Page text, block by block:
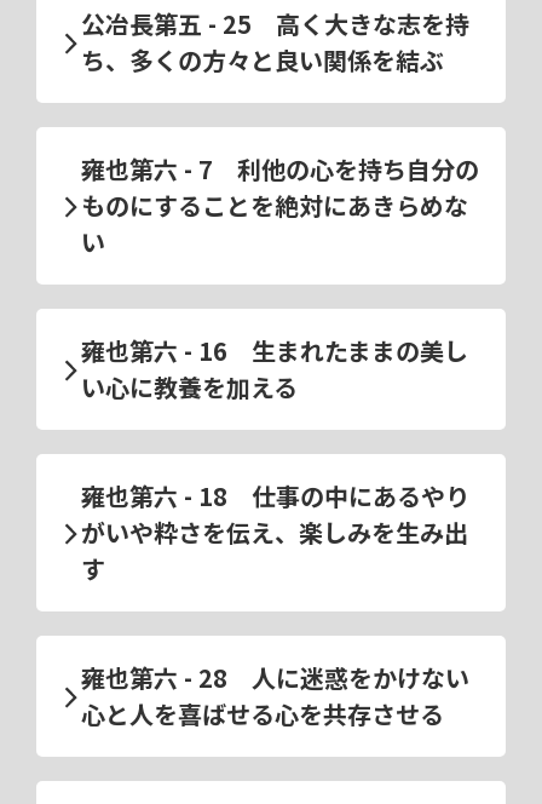
公冶長第五 - 25 高く大きな志を持
ち、多くの方々と良い関係を結ぶ
雍也第六 - 7 利他の心を持ち自分の
ものにすることを絶対にあきらめな
い
雍也第六 - 16 生まれたままの美し
い心に教養を加える
雍也第六 - 18 仕事の中にあるやり
がいや粋さを伝え、楽しみを生み出
す
雍也第六 - 28 人に迷惑をかけない
心と人を喜ばせる心を共存させる